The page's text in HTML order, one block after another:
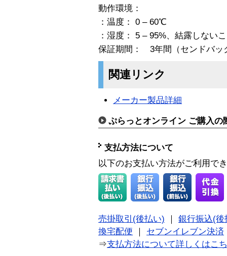
動作環境：
：温度： 0 – 60℃
：湿度： 5 – 95%、結露しない
保証期間： 3年間（センドバッ
関連リンク
メーカー製品詳細
ぷらっとオンライン ご購入の
支払方法について
以下のお支払い方法がご利用で
売掛取引(後払い)
銀行振込(後
換宅配便
セブンイレブン決済
⇒支払方法について詳しくはこ